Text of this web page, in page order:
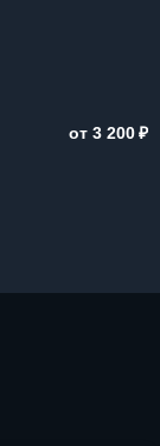
от 3 200₽